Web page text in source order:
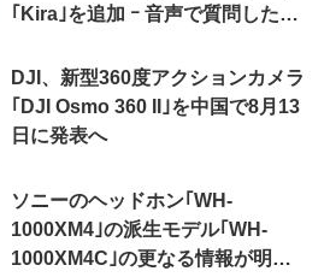
｢Kira｣を追加 ｰ 音声で質問した
可能に
DJI、新型360度アクションカメラ
｢DJI Osmo 360 II｣を中国で8月13
日に発表へ
ソニーのヘッドホン｢WH-
1000XM4｣の派生モデル｢WH-
1000XM4C｣の更なる情報が明ら